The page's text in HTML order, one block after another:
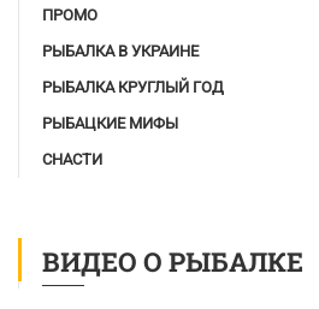
ПРОМО
РЫБАЛКА В УКРАИНЕ
РЫБАЛКА КРУГЛЫЙ ГОД
РЫБАЦКИЕ МИФЫ
СНАСТИ
ВИДЕО О РЫБАЛКЕ